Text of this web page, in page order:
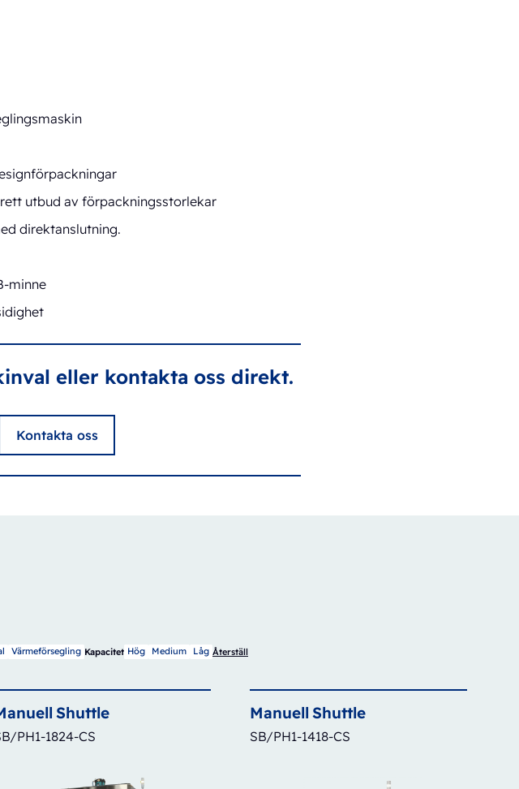
utbud av förpackningsstorlekar
direktanslutning.
minne
eller kontakta oss direkt.
Kontakta oss
Värmeförsegling Kapacitet Hög Medium Låg Återställ
Shuttle
PH1-1824-CS
Manuell Shuttle
SB/PH1-1418-CS